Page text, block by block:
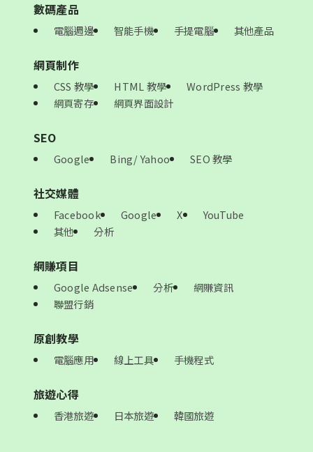
數碼產品
電腦週邊 智能手機 手提電腦 其他產品
網頁制作
CSS 教學 HTML 教學
WordPress 教學
網頁寄存
網頁界面設計
SEO
Google Bing/ Yahoo SEO 教學
社交媒體
Facebook Google X
YouTube
其他
分析
網賺項目
Google Adsense 分析
網賺資訊
聯盟行銷
原創教學
電腦應用 線上工具 手機程式
旅遊心得
香港旅遊 日本旅遊 韓國旅遊